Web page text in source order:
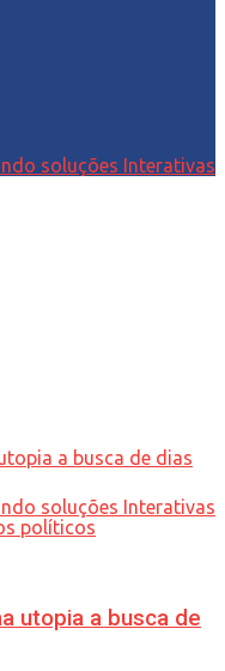
utopia a busca de
soluções Interativas
soluções Interativas